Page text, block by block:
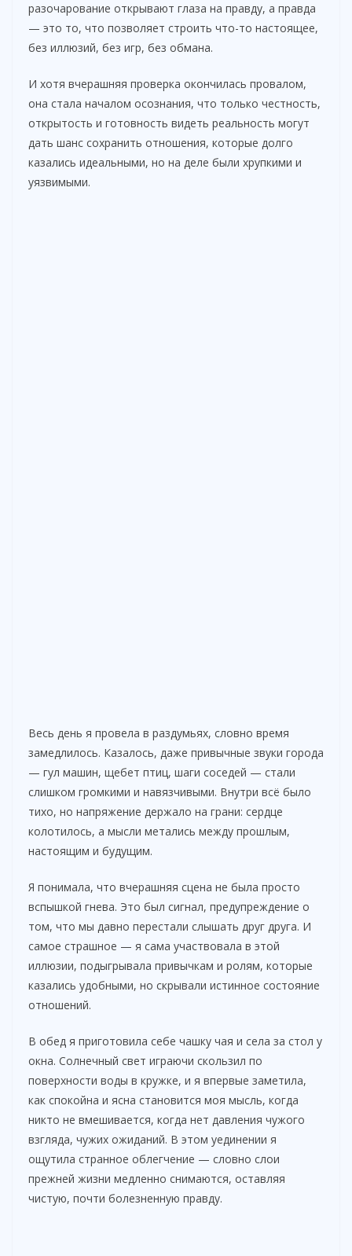
разочарование открывают глаза на правду, а правда
— это то, что позволяет строить что-то настоящее,
без иллюзий, без игр, без обмана.
И хотя вчерашняя проверка окончилась провалом,
она стала началом осознания, что только честность,
открытость и готовность видеть реальность могут
дать шанс сохранить отношения, которые долго
казались идеальными, но на деле были хрупкими и
уязвимыми.
Весь день я провела в раздумьях, словно время
замедлилось. Казалось, даже привычные звуки города
— гул машин, щебет птиц, шаги соседей — стали
слишком громкими и навязчивыми. Внутри всё было
тихо, но напряжение держало на грани: сердце
колотилось, а мысли метались между прошлым,
настоящим и будущим.
Я понимала, что вчерашняя сцена не была просто
вспышкой гнева. Это был сигнал, предупреждение о
том, что мы давно перестали слышать друг друга. И
самое страшное — я сама участвовала в этой
иллюзии, подыгрывала привычкам и ролям, которые
казались удобными, но скрывали истинное состояние
отношений.
В обед я приготовила себе чашку чая и села за стол у
окна. Солнечный свет играючи скользил по
поверхности воды в кружке, и я впервые заметила,
как спокойна и ясна становится моя мысль, когда
никто не вмешивается, когда нет давления чужого
взгляда, чужих ожиданий. В этом уединении я
ощутила странное облегчение — словно слои
прежней жизни медленно снимаются, оставляя
чистую, почти болезненную правду.